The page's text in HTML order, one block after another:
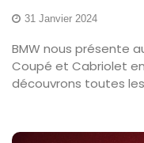
31 Janvier 2024
BMW nous présente
Coupé et Cabriolet
découvrons toutes